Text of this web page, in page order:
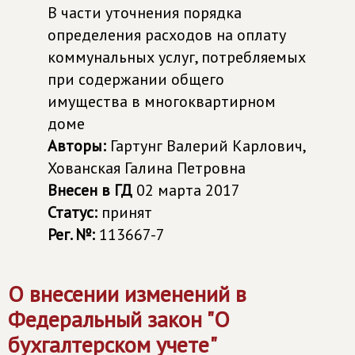
В части уточнения порядка
определения расходов на оплату
коммунальных услуг, потребляемых
при содержании общего
имущества в многоквартирном
доме
Авторы: Гартунг Валерий Карлович,
Хованская Галина Петровна
Внесен в ГД 02 марта 2017
Статус: принят
Рег. №: 113667-7
О внесении изменений в
Федеральный закон "О
бухгалтерском учете"